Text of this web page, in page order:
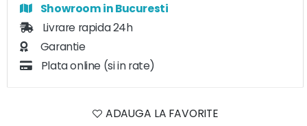
Showroom in Bucuresti
Livrare rapida 24h
Garantie
Plata online (si in rate)
ADAUGA LA FAVORITE